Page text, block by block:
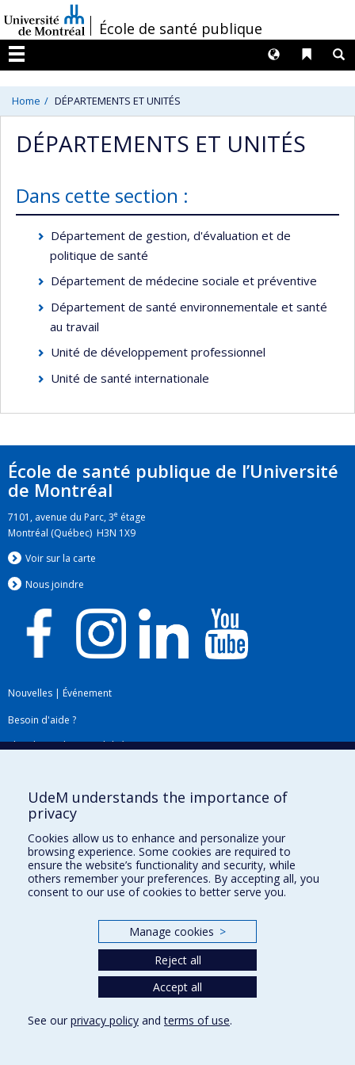
au
contenu
/École de santé publique
Menu
Liens
Langues
Home DÉPARTEMENTS ET UNITÉS
DÉPARTEMENTS ET UNITÉS
Dans cette section :
Département de gestion, d'évaluation et de
politique de santé
Département de médecine sociale et préventive
Département de santé environnementale et santé
au travail
Unité de développement professionnel
Unité de santé internationale
École de santé publique de l’Université
de Montréal
7101, avenue du Parc, 3e étage
Montréal (Québec) H3N 1X9
Voir sur la carte
Nous joindre
Nouvelles | Événement
Besoin d'aide ?
Plan du site|Accessibilité
Téléchargez les logos de l'ESPUM
Privacy
UdeM understands the importance of
privacy
Cookies allow us to enhance and personalize your
browsing experience. Some cookies are required to
ensure the website’s functionality and security, while
others remember your preferences. By accepting all, you
consent to our use of cookies to better serve you.
Manage cookies >
Reject all
Accept all
See our privacy policy andterms of use.